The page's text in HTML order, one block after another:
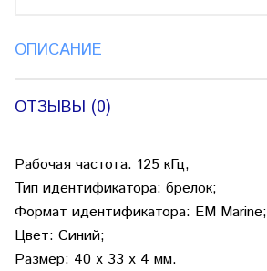
ОПИСАНИЕ
ОТЗЫВЫ (0)
Рабочая частота: 125 кГц;
Тип идентификатора: брелок;
Формат идентификатора: EM Marine;
Цвет: Синий;
Размер: 40 х 33 х 4 мм.